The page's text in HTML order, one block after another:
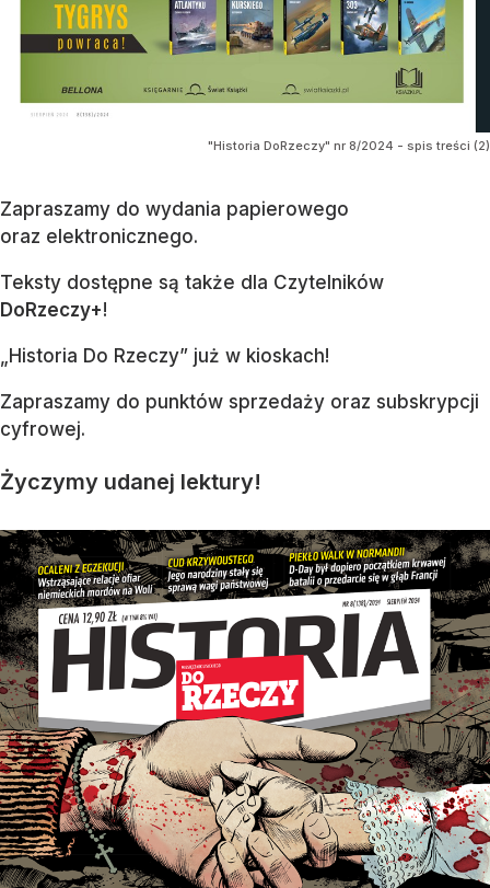
"Historia DoRzeczy" nr 8/2024 - spis treści (2)
Zapraszamy do wydania papierowego
oraz elektronicznego.
Teksty dostępne są także dla Czytelników
DoRzeczy+!
„Historia Do Rzeczy” już w kioskach!
Zapraszamy do punktów sprzedaży oraz subskrypcji
cyfrowej.
Życzymy udanej lektury!